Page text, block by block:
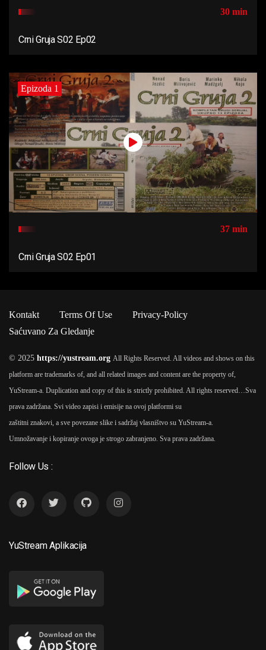
30 min
Crni Gruja S02 Ep02
Epizoda 1
37 min
Crni Gruja S02 Ep01
Kontakt Terms Of Use
Privacy-Policy
Saćuvano Za Gledanje
© 2025 https://yustream.org All Rights Reserved. All videos and shows on this
platform are trademarks of, and all related images and content are the property of,
YuStream-a. Duplication and copy of this is strictly prohibited. All rights reserved… Sva
prava zadržana. Svi video zapisi i emisije na ovoj platformi su
zaštitni znakovi, a sve povezane slike i sadržaj vlasništvo su YuStream-a.
Umnožavanje i kopiranje ovoga je strogo zabranjeno. Sva prava zadržana.
Follow Us :
YuStream Aplikacija